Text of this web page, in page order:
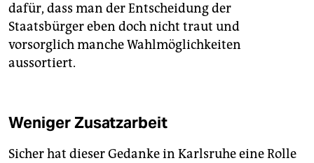
dafür, dass man der Entscheidung der
Staatsbürger eben doch nicht traut und
vorsorglich manche Wahlmöglichkeiten
aussortiert.
Weniger Zusatzarbeit
Sicher hat dieser Gedanke in Karlsruhe eine Rolle